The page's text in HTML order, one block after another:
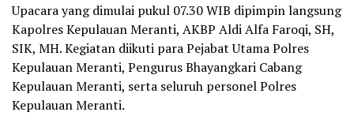
Upacara yang dimulai pukul 07.30 WIB dipimpin langsung
Kapolres Kepulauan Meranti, AKBP Aldi Alfa Faroqi, SH,
SIK, MH. Kegiatan diikuti para Pejabat Utama Polres
Kepulauan Meranti, Pengurus Bhayangkari Cabang
Kepulauan Meranti, serta seluruh personel Polres
Kepulauan Meranti.